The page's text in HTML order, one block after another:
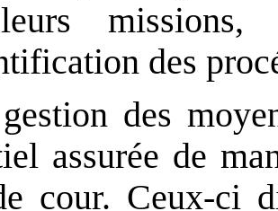
des
des
assurée de
cour. Ceux-ci